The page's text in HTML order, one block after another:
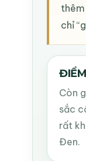
thêm
chỉ
Còn
sắc
rất
Đen.